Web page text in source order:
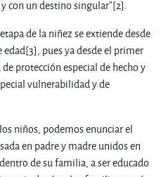
con un destino singular”[2].
de la niñez se extiende desde
edad[3], pues ya desde el primer
protección especial de hecho y
vulnerabilidad y de
niños, podemos enunciar el
en padre y madre unidos en
de su familia, a ser educado